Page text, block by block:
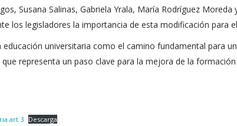
Susana Salinas, Gabriela Yrala, María Rodríguez
los legisladores la importancia de esta modificación para
universitaria como el camino fundamental para
representa un paso clave para la mejora de la
art 3 Descarga